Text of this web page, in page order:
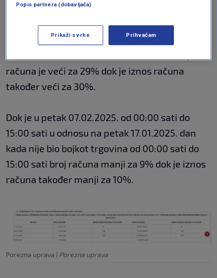
15:00 sati veći 16% dok je iznos računa također
veći za 17%. Nadalje, u petak 07.02.2025. od
00:00 sati do 15:00 sati u odnosu na petak
računa je veći za 29% dok je iznos računa
također veći za 30%.
Dok je u petak 07.02.2025. od 00:00 sati do
15:00 sati u odnosu na petak 17.01.2025. dan
kada nije bio bojkot trgovina od 00:00 sati do
15:00 sati broj računa manji za 9% dok je iznos
računa također manji za 10%.
Porezna uprava | Porezna uprava
Popis partnera (dobavljača)
Prikaži svrhe Prihvaćam